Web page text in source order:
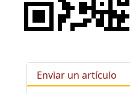
Enviar un artículo